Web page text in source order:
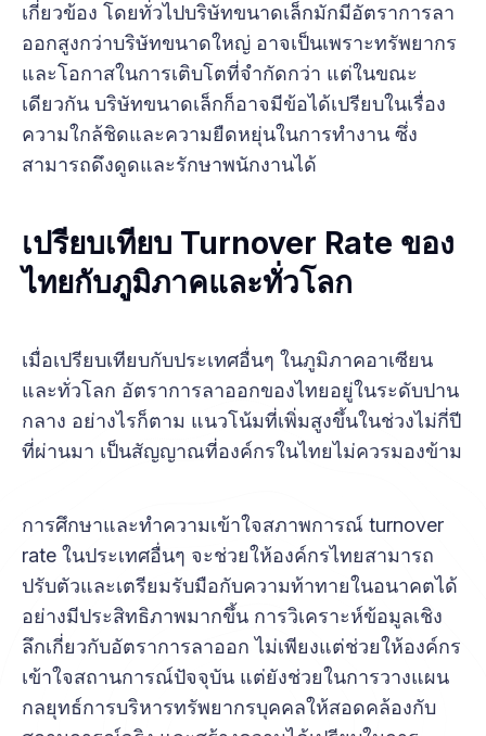
เกี่ยวข้อง โดยทั่วไปบริษัทขนาดเล็กมักมีอัตราการลา
ออกสูงกว่าบริษัทขนาดใหญ่ อาจเป็นเพราะทรัพยากร
และโอกาสในการเติบโตที่จำกัดกว่า แต่ในขณะ
เดียวกัน บริษัทขนาดเล็กก็อาจมีข้อได้เปรียบในเรื่อง
ความใกล้ชิดและความยืดหยุ่นในการทำงาน ซึ่ง
สามารถดึงดูดและรักษาพนักงานได้
เปรียบเทียบ Turnover Rate ของ
ไทยกับภูมิภาคและทั่วโลก
เมื่อเปรียบเทียบกับประเทศอื่นๆ ในภูมิภาคอาเซียน
และทั่วโลก อัตราการลาออกของไทยอยู่ในระดับปาน
กลาง อย่างไรก็ตาม แนวโน้มที่เพิ่มสูงขึ้นในช่วงไม่กี่ปี
ที่ผ่านมา เป็นสัญญาณที่องค์กรในไทยไม่ควรมองข้าม
การศึกษาและทำความเข้าใจสภาพการณ์ turnover
rate ในประเทศอื่นๆ จะช่วยให้องค์กรไทยสามารถ
ปรับตัวและเตรียมรับมือกับความท้าทายในอนาคตได้
อย่างมีประสิทธิภาพมากขึ้น การวิเคราะห์ข้อมูลเชิง
ลึกเกี่ยวกับอัตราการลาออก ไม่เพียงแต่ช่วยให้องค์กร
เข้าใจสถานการณ์ปัจจุบัน แต่ยังช่วยในการวางแผน
กลยุทธ์การบริหารทรัพยากรบุคคลให้สอดคล้องกับ